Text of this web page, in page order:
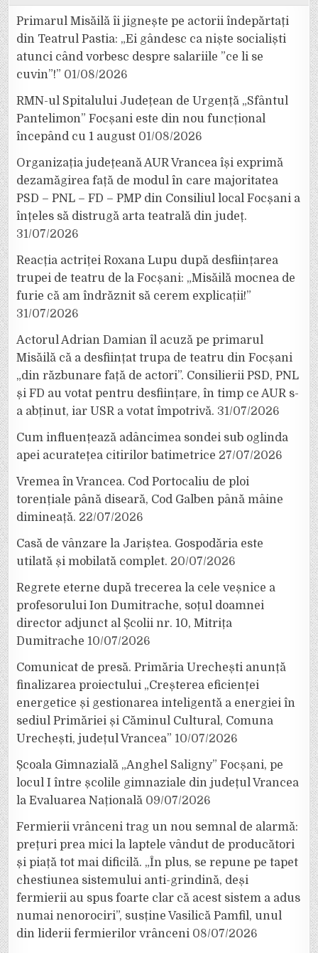
Primarul Misăilă îi jignește pe actorii îndepărtați
din Teatrul Pastia: „Ei gândesc ca niște socialiști
atunci când vorbesc despre salariile ”ce li se
cuvin”!” 01/08/2026
RMN-ul Spitalului Județean de Urgență „Sfântul
Pantelimon” Focșani este din nou funcțional
începând cu 1 august 01/08/2026
Organizația județeană AUR Vrancea își exprimă
dezamăgirea față de modul în care majoritatea
PSD – PNL – FD – PMP din Consiliul local Focșani a
înțeles să distrugă arta teatrală din județ.
31/07/2026
Reacția actriței Roxana Lupu după desființarea
trupei de teatru de la Focșani: „Misăilă mocnea de
furie că am îndrăznit să cerem explicații!”
31/07/2026
Actorul Adrian Damian îl acuză pe primarul
Misăilă că a desființat trupa de teatru din Focșani
„din răzbunare față de actori”. Consilierii PSD, PNL
și FD au votat pentru desființare, în timp ce AUR s-
a abținut, iar USR a votat împotrivă. 31/07/2026
Cum influențează adâncimea sondei sub oglinda
apei acuratețea citirilor batimetrice 27/07/2026
Vremea în Vrancea. Cod Portocaliu de ploi
torențiale până diseară, Cod Galben până mâine
dimineață. 22/07/2026
Casă de vânzare la Jariștea. Gospodăria este
utilată și mobilată complet. 20/07/2026
Regrete eterne după trecerea la cele veșnice a
profesorului Ion Dumitrache, soțul doamnei
director adjunct al Școlii nr. 10, Mitrița
Dumitrache 10/07/2026
Comunicat de presă. Primăria Urechești anunță
finalizarea proiectului „Creșterea eficienței
energetice și gestionarea inteligentă a energiei în
sediul Primăriei și Căminul Cultural, Comuna
Urechești, județul Vrancea” 10/07/2026
Școala Gimnazială „Anghel Saligny” Focșani, pe
locul I între școlile gimnaziale din județul Vrancea
la Evaluarea Națională 09/07/2026
Fermierii vrânceni trag un nou semnal de alarmă:
prețuri prea mici la laptele vândut de producători
și piață tot mai dificilă. „În plus, se repune pe tapet
chestiunea sistemului anti-grindină, deși
fermierii au spus foarte clar că acest sistem a adus
numai nenorociri”, susține Vasilică Pamfil, unul
din liderii fermierilor vrânceni 08/07/2026